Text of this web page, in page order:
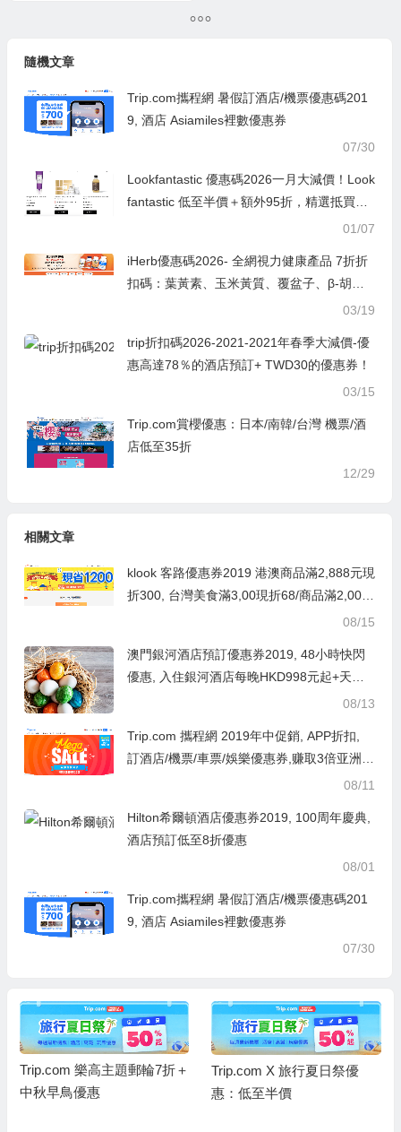
隨機文章
Trip.com攜程網 暑假訂酒店/機票優惠碼201
9, 酒店 Asiamiles裡數優惠券
07/30
Lookfantastic 優惠碼2026一月大減價！Look
fantastic 低至半價＋額外95折，精選抵買產
01/07
iHerb優惠碼2026- 全網視力健康產品 7折折
扣碼：葉黃素、玉米黃質、覆盆子、β-胡蘿
03/19
trip折扣碼2026-2021-2021年春季大減價-優
惠高達78％的酒店預訂+ TWD30的優惠券！
03/15
Trip.com賞櫻優惠：日本/南韓/台灣 機票/酒
店低至35折
12/29
相關文章
klook 客路優惠券2019 港澳商品滿2,888元現
折300, 台灣美食滿3,00現折68/商品滿2,000
08/15
澳門銀河酒店預訂優惠券2019, 48小時快閃
優惠, 入住銀河酒店每晚HKD998元起+天浪
08/13
Trip.com 攜程網 2019年中促銷, APP折扣,
訂酒店/機票/車票/娛樂優惠券,赚取3倍亚洲万
08/11
Hilton希爾頓酒店優惠券2019, 100周年慶典,
酒店預訂低至8折優惠
08/01
Trip.com攜程網 暑假訂酒店/機票優惠碼201
9, 酒店 Asiamiles裡數優惠券
07/30
Trip.com 樂高主題郵輪7折＋
中秋早鳥優惠
Trip.com X 旅行夏日祭優
惠：低至半價